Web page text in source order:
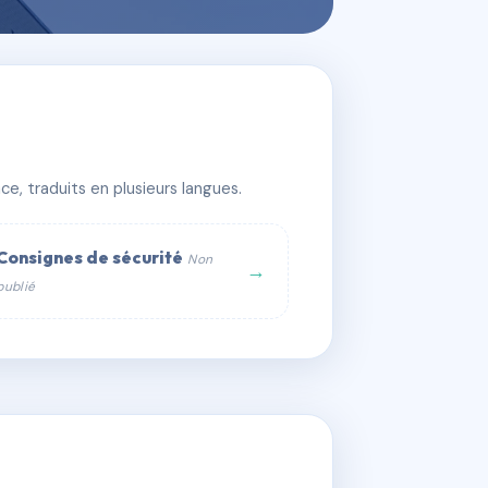
traduits en plusieurs langues.
de sécurité Non
→